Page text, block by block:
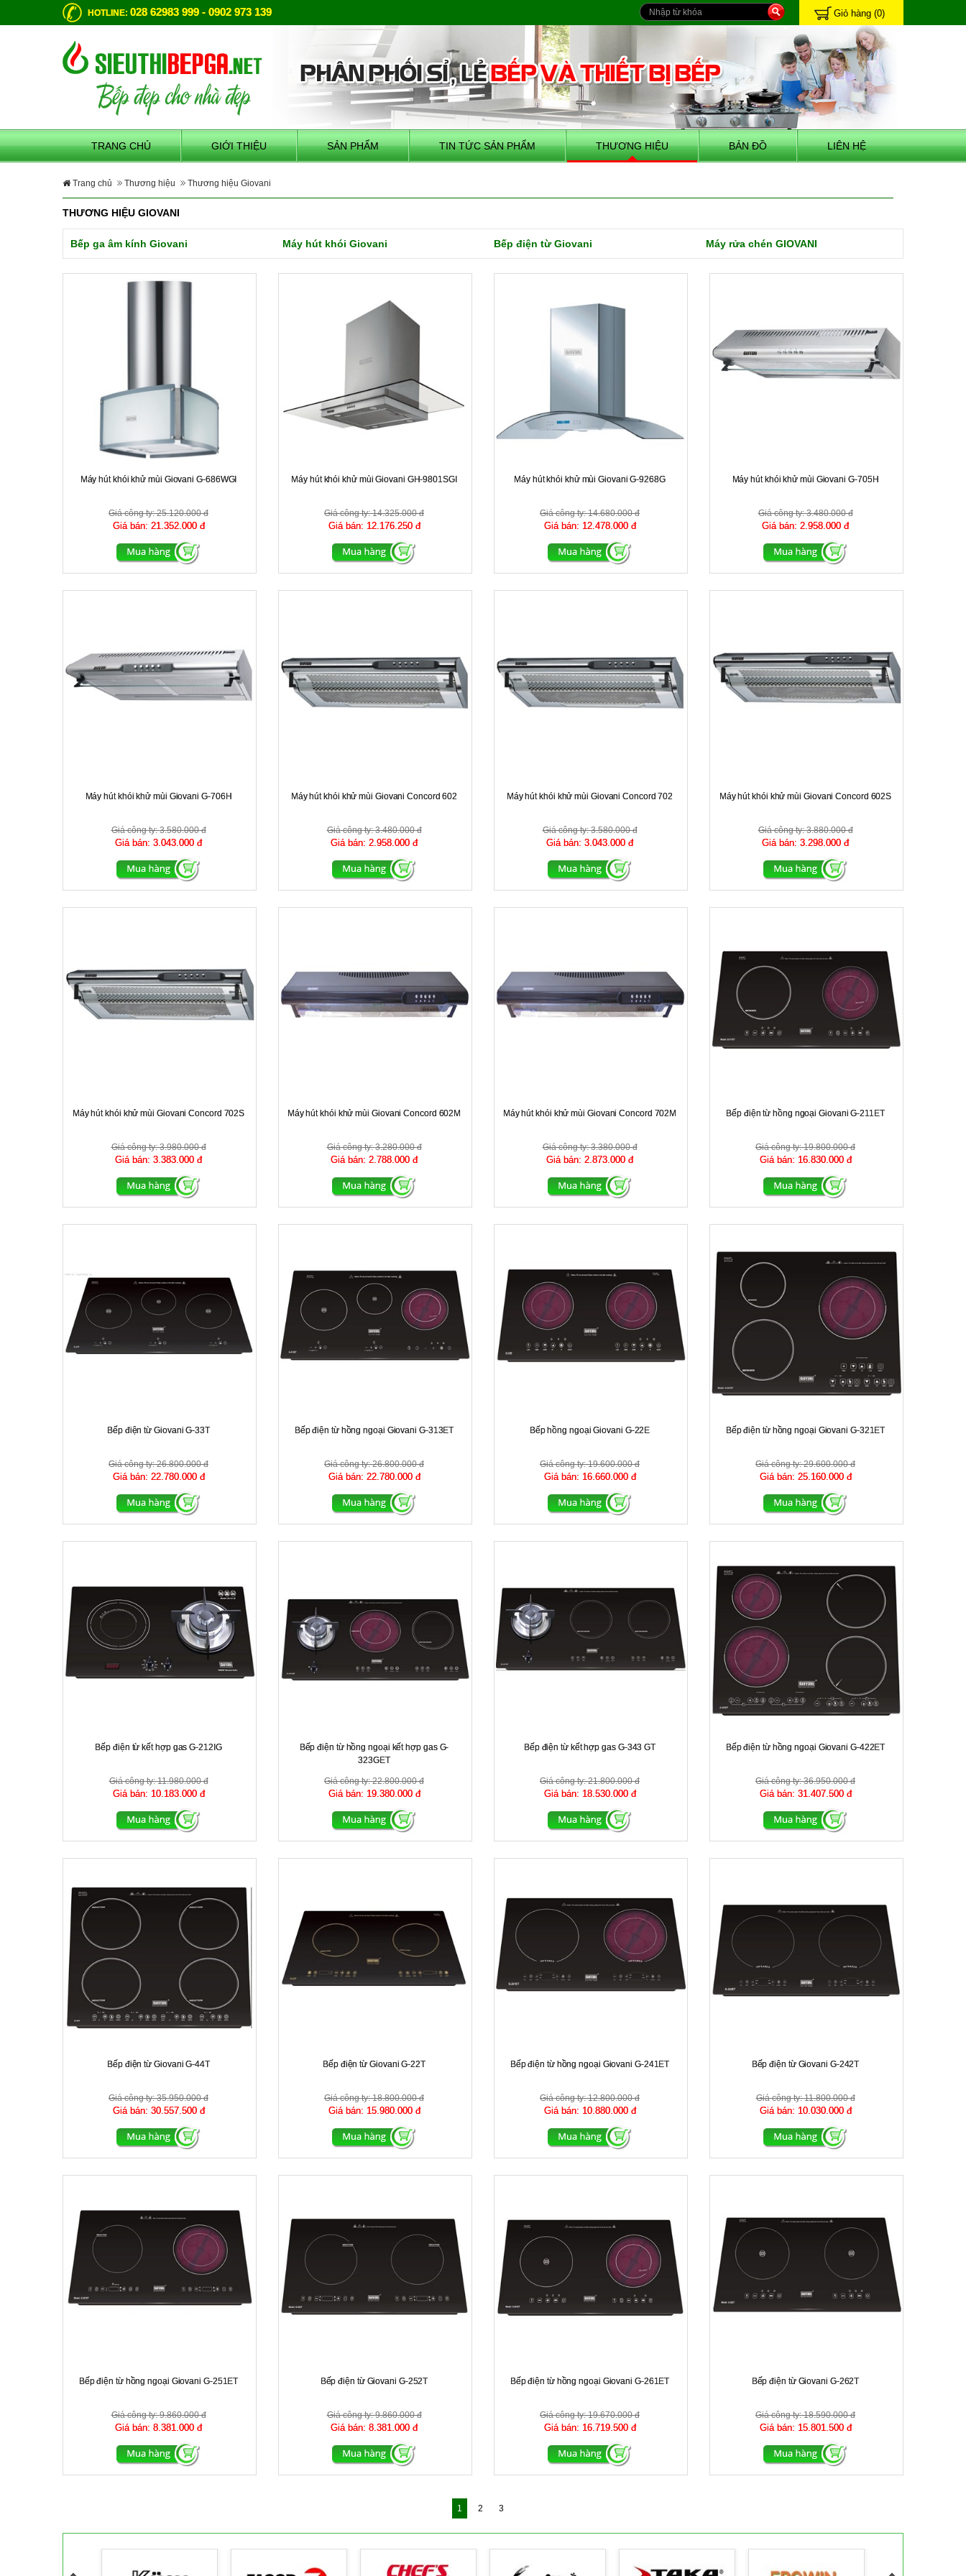
HOTLINE: 028 62983 999 - 0902 973 139 Giỏ hàng (0)
TRANG CHỦ GIỚI THIỆU SẢN PHẨM TIN TỨC SẢN PHẨM THƯƠNG HIỆU BẢN ĐỒ LIÊN HỆ
Trang chủ Thương hiệu Thương hiệu Giovani
THƯƠNG HIỆU GIOVANI
Bếp ga âm kính Giovani Máy hút khói Giovani Bếp điện từ Giovani Máy rửa chén GIOVANI
Máy hút khói khử mùi Giovani G-686WGI
Giá công ty:25.120.000 đ
Giá bán: 21.352.000 đ
Máy hút khói khử mùi Giovani GH-9801SGI
Giá công ty:14.325.000 đ
Giá bán: 12.176.250 đ
Máy hút khói khử mùi Giovani G-9268G
Giá công ty:14.680.000 đ
Giá bán: 12.478.000 đ
Máy hút khói khử mùi Giovani G-705H
Giá công ty:3.480.000 đ
Giá bán: 2.958.000 đ
Máy hút khói khử mùi Giovani G-706H
Giá công ty:3.580.000 đ
Giá bán: 3.043.000 đ
Máy hút khói khử mùi Giovani Concord 602
Giá công ty:3.480.000 đ
Giá bán: 2.958.000 đ
Máy hút khói khử mùi Giovani Concord 702
Giá công ty:3.580.000 đ
Giá bán: 3.043.000 đ
Máy hút khói khử mùi Giovani Concord 602S
Giá công ty:3.880.000 đ
Giá bán: 3.298.000 đ
Máy hút khói khử mùi Giovani Concord 702S
Giá công ty:3.980.000 đ
Giá bán: 3.383.000 đ
Máy hút khói khử mùi Giovani Concord 602M
Giá công ty:3.280.000 đ
Giá bán: 2.788.000 đ
Máy hút khói khử mùi Giovani Concord 702M
Giá công ty:3.380.000 đ
Giá bán: 2.873.000 đ
Bếp điện từ hồng ngoại Giovani G-211ET
Giá công ty:19.800.000 đ
Giá bán: 16.830.000 đ
Bếp điện từ Giovani G-33T
Giá công ty:26.800.000 đ
Giá bán: 22.780.000 đ
Bếp điện từ hồng ngoại Giovani G-313ET
Giá công ty:26.800.000 đ
Giá bán: 22.780.000 đ
Bếp hồng ngoại Giovani G-22E
Giá công ty:19.600.000 đ
Giá bán: 16.660.000 đ
Bếp điện từ hồng ngoại Giovani G-321ET
Giá công ty:29.600.000 đ
Giá bán: 25.160.000 đ
Bếp điện từ kết hợp gas G-212IG
Giá công ty:11.980.000 đ
Giá bán: 10.183.000 đ
Bếp điện từ hồng ngoại kết hợp gas G-
323GET
Giá công ty:22.800.000 đ
Giá bán: 19.380.000 đ
Bếp điện từ kết hợp gas G-343 GT
Giá công ty:21.800.000 đ
Giá bán: 18.530.000 đ
Bếp điện từ hồng ngoại Giovani G-422ET
Giá công ty:36.950.000 đ
Giá bán: 31.407.500 đ
Bếp điện từ Giovani G-44T
Giá công ty:35.950.000 đ
Giá bán: 30.557.500 đ
Bếp điện từ Giovani G-22T
Giá công ty:18.800.000 đ
Giá bán: 15.980.000 đ
Bếp điện từ hồng ngoại Giovani G-241ET
Giá công ty:12.800.000 đ
Giá bán: 10.880.000 đ
Bếp điện từ Giovani G-242T
Giá công ty:11.800.000 đ
Giá bán: 10.030.000 đ
Bếp điện từ hồng ngoại Giovani G-251ET
Giá công ty:9.860.000 đ
Giá bán: 8.381.000 đ
Bếp điện từ Giovani G-252T
Giá công ty:9.860.000 đ
Giá bán: 8.381.000 đ
Bếp điện từ hồng ngoại Giovani G-261ET
Giá công ty:19.670.000 đ
Giá bán: 16.719.500 đ
Bếp điện từ Giovani G-262T
Giá công ty:18.590.000 đ
Giá bán: 15.801.500 đ
1 2 3